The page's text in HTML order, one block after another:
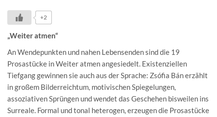
+2
„Weiter atmen“
An Wendepunkten und nahen Lebensenden sind die 19
Prosastücke in Weiter atmen angesiedelt. Existenziellen
Tiefgang gewinnen sie auch aus der Sprache: Zsófia Bán erzählt
in großem Bilderreichtum, motivischen Spiegelungen,
assoziativen Sprüngen und wendet das Geschehen bisweilen ins
Surreale. Formal und tonal heterogen, erzeugen die Prosastücke